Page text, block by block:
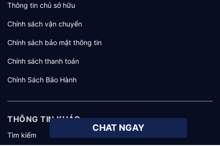
CHAT NGAY
Thông tin chủ sở hữu
Chính sách vận chuyển
Chính sách bảo mật thông tin
Chính sách thanh toán
Chính Sách Bảo Hành
THÔNG TIN KHÁC
Tìm kiếm